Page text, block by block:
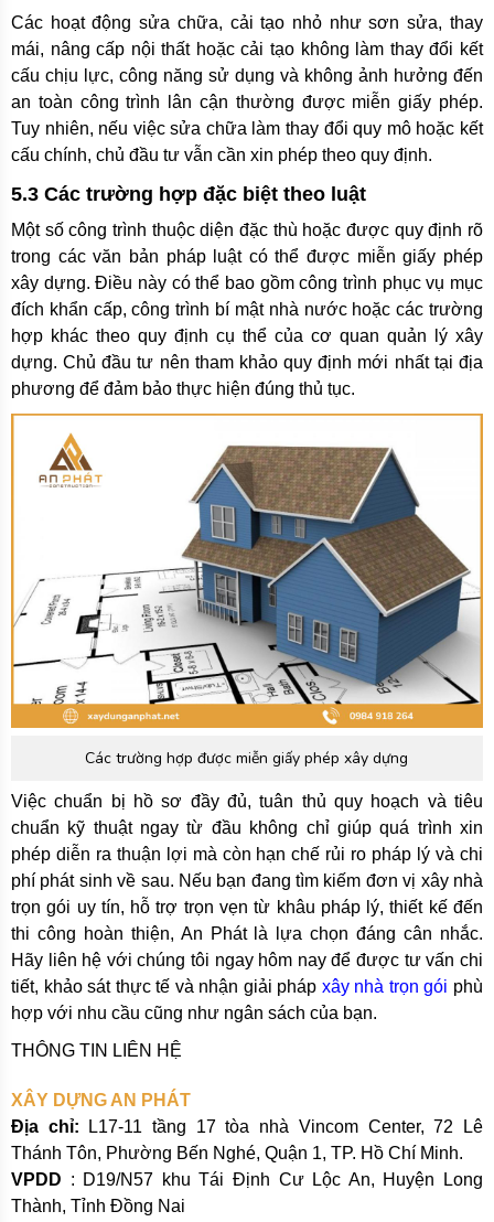
Các hoạt động sửa chữa, cải tạo nhỏ như sơn sửa, thay
mái, nâng cấp nội thất hoặc cải tạo không làm thay đổi kết
cấu chịu lực, công năng sử dụng và không ảnh hưởng đến
an toàn công trình lân cận thường được miễn giấy phép.
Tuy nhiên, nếu việc sửa chữa làm thay đổi quy mô hoặc kết
cấu chính, chủ đầu tư vẫn cần xin phép theo quy định.
5.3 Các trường hợp đặc biệt theo luật
Một số công trình thuộc diện đặc thù hoặc được quy định rõ
trong các văn bản pháp luật có thể được miễn giấy phép
xây dựng. Điều này có thể bao gồm công trình phục vụ mục
đích khẩn cấp, công trình bí mật nhà nước hoặc các trường
hợp khác theo quy định cụ thể của cơ quan quản lý xây
dựng. Chủ đầu tư nên tham khảo quy định mới nhất tại địa
phương để đảm bảo thực hiện đúng thủ tục.
Các trường hợp được miễn giấy phép xây dựng
Việc chuẩn bị hồ sơ đầy đủ, tuân thủ quy hoạch và tiêu
chuẩn kỹ thuật ngay từ đầu không chỉ giúp quá trình xin
phép diễn ra thuận lợi mà còn hạn chế rủi ro pháp lý và chi
phí phát sinh về sau. Nếu bạn đang tìm kiếm đơn vị xây nhà
trọn gói uy tín, hỗ trợ trọn vẹn từ khâu pháp lý, thiết kế đến
thi công hoàn thiện, An Phát là lựa chọn đáng cân nhắc.
Hãy liên hệ với chúng tôi ngay hôm nay để được tư vấn chi
tiết, khảo sát thực tế và nhận giải pháp xây nhà trọn gói phù
hợp với nhu cầu cũng như ngân sách của bạn.
THÔNG TIN LIÊN HỆ
XÂY DỰNG AN PHÁT
Địa chỉ: L17-11 tầng 17 tòa nhà Vincom Center, 72 Lê
Thánh Tôn, Phường Bến Nghé, Quận 1, TP. Hồ Chí Minh.
VPDD : D19/N57 khu Tái Định Cư Lộc An, Huyện Long
Thành, Tỉnh Đồng Nai